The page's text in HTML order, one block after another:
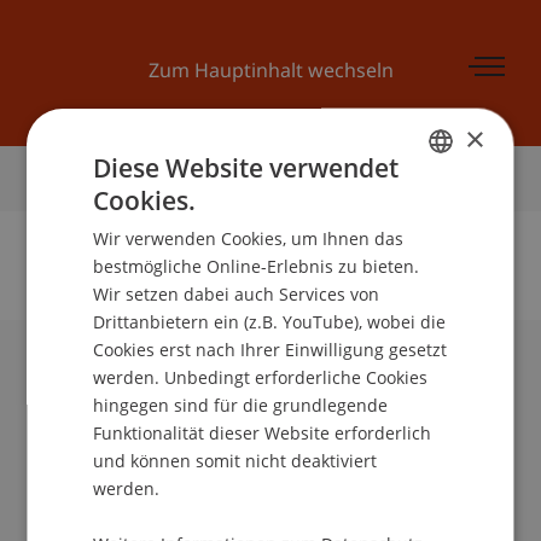
Zum Hauptinhalt wechseln
Startseite
Keine Daten zu dieser Person gefunden
Universität Liechtenstein
Fürst-Franz-Josef-Strasse
9490 Vaduz
Liechtenstein
info@uni.li
×
Diese Website verwendet
Cookies.
Wir verwenden Cookies, um Ihnen das
bestmögliche Online-Erlebnis zu bieten.
Wir setzen dabei auch Services von
Drittanbietern ein (z.B. YouTube), wobei die
Cookies erst nach Ihrer Einwilligung gesetzt
werden. Unbedingt erforderliche Cookies
hingegen sind für die grundlegende
Funktionalität dieser Website erforderlich
und können somit nicht deaktiviert
werden.